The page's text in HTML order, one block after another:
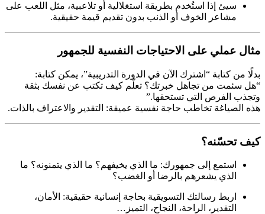
سيئ إذا استُخدم بطريقة استغلالية أو تلاعبية، مثل اللعب على
مشاعر الخوف أو الذنب بدون تقديم قيمة حقيقية.
مثال عملي على الاحتياجات النفسية للجمهور
بدلًا من كتابة “اشترك الآن في الدورة التدريبية”، يمكن كتابة:
“هل سئمت من تجاهل خبرتك؟ تعلّم كيف تكتب عن نفسك بثقة
وتجذب الفرص التي تستحقها.”
هذه الصياغة تخاطب حاجة نفسية عميقة: التقدير والاعتراف بالذات.
كيف تحسّنه؟
استمع إلى جمهورك: ما الذي يخيفهم؟ ما الذي يتمنونه؟ ما
الذي يشعرهم بالرضا أو الغضب؟
اربط رسالتك التسويقية بحاجة إنسانية حقيقية: الأمان،
التقدير، الراحة، النجاح، التميز…